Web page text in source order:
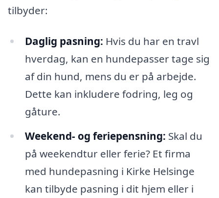
tilbyder:
Daglig pasning: Hvis du har en travl
hverdag, kan en hundepasser tage sig
af din hund, mens du er på arbejde.
Dette kan inkludere fodring, leg og
gåture.
Weekend- og feriepensning: Skal du
på weekendtur eller ferie? Et firma
med hundepasning i Kirke Helsinge
kan tilbyde pasning i dit hjem eller i